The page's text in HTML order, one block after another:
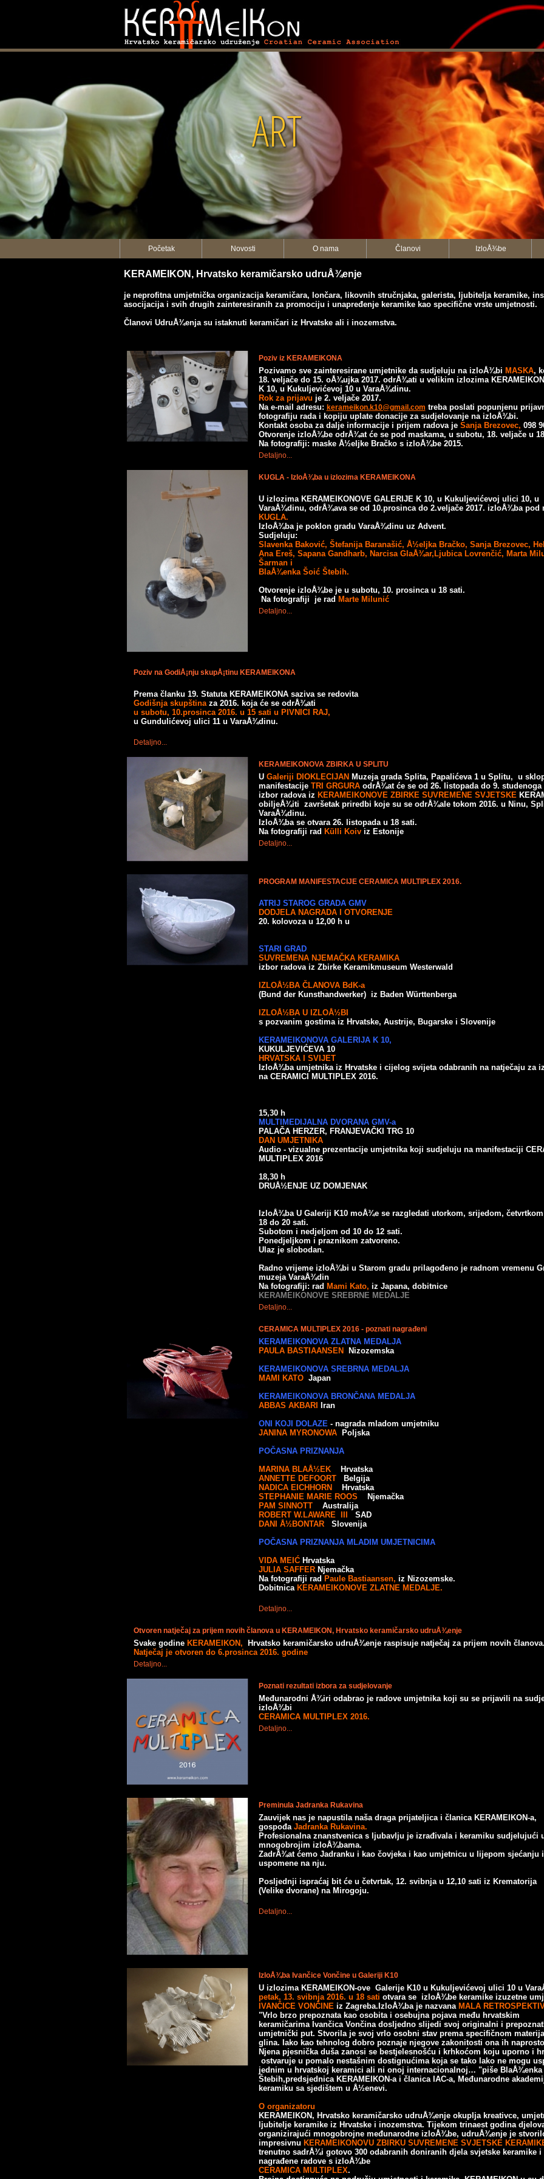
ART
Početak Novosti O nama Članovi IzloÅ¾be
KERAMEIKON, Hrvatsko keramičarsko udruÅ¾enje
je neprofitna umjetnička organizacija keramičara, lončara, likovnih stručnjaka, galerista, ljubitelja keramike,
asocijacija i svih drugih zainteresiranih za promociju i unapređenje keramike kao specifične vrste umjetnosti.
Članovi UdruÅ¾enjasu istaknuti keramičari iz Hrvatske ali i inozemstva.
Poziv iz KERAMEIKONA
Pozivamo sve zainteresirane umjetnike da sudjeluju na izloÅ¾bi MASKA,
18. veljače do 15. oÅ¾ujka 2017. odrÅ¾ati u velikim izlozima
K 10, u Kukuljevićevoj 10 u VaraÅ¾dinu.
Rok za prijavu je 2. veljače 2017.
Na e-mail adresu: kerameikon.k10@gmail.com treba poslati popunjenu
fotografiju rada i kopiju uplate donacije za sudjelovanje na izloÅ¾bi.
Kontakt osoba za dalje informacije i prijem radova je Sanja Brezovec, 098
Otvorenje izloÅ¾be odrÅ¾at će se pod maskama, u subotu, 18. veljače u
Na fotografiji: maske Å½eljke Bračko s izloÅ¾be 2015.
Detaljno...
KUGLA - IzloÅ¾ba u izlozima KERAMEIKONA
U izlozima KERAMEIKONOVE GALERIJE K 10, u Kukuljevićevoj ulici 10, u
VaraÅ¾dinu, odrÅ¾ava se od 10.prosinca do 2.veljače 2017. izloÅ¾ba pod
KUGLA.
IzloÅ¾ba je poklon gradu VaraÅ¾dinu uz Advent.
Sudjeluju:
Slavenka Baković, Štefanija Baranašić, Å½eljka Bračko, Sanja Brezovec,
Ana Ereš, Sapana Gandharb, Narcisa GlaÅ¾ar,Ljubica Lovrenčić, Marta
Šarman i
BlaÅ¾enka Šoić Štebih.
Otvorenje izloÅ¾be je u subotu, 10. prosinca u 18 sati.
Na fotografiji je rad Marte Milunić
Detaljno...
Poziv na GodiÅ¡nju skupÅ¡tinu KERAMEIKONA
Prema članku 19. Statuta KERAMEIKONA saziva se redovita
Godišnja skupštinaza 2016. koja će se odrÅ¾ati
u subotu, 10.prosinca 2016. u 15 sati u PIVNICI RAJ,
u Gundulićevoj ulici 11 u VaraÅ¾dinu.
Detaljno...
KERAMEIKONOVA ZBIRKA U SPLITU
U Galeriji DIOKLECIJAN Muzeja grada Splita, Papalićeva 1 u Splitu, u
manifestacijeTRI GRGURAodrÅ¾at će se od 26. listopada do 9.
izbor radova iz KERAMEIKONOVE ZBIRKE SUVREMENE SVJETSKE
obiljeÅ¾iti završetak priredbi koje su se odrÅ¾ale tokom 2016. u Ninu,
VaraÅ¾dinu.
IzloÅ¾ba se otvara 26. listopada u 18 sati.
Na fotografiji rad Külli Koiviz Estonije
Detaljno...
PROGRAM MANIFESTACIJE CERAMICA MULTIPLEX 2016.
ATRIJ STAROG GRADA GMV
DODJELA NAGRADA I OTVORENJE
20. kolovoza u 12,00 h u
STARI GRAD
SUVREMENA NJEMAČKA KERAMIKA
izbor radova iz Zbirke Keramikmuseum Westerwald
IZLOÅ½BA ČLANOVA BdK-a
(Bund der Kunsthandwerker) iz Baden Württenberga
IZLOÅ½BA U IZLOÅ½BI
s pozvanim gostima iz Hrvatske, Austrije, Bugarske i Slovenije
KERAMEIKONOVA GALERIJA K 10,
KUKULJEVIĆEVA 10
HRVATSKA I SVIJET
IzloÅ¾ba umjetnika iz Hrvatske i cijelog svijeta odabranih na natječaju za
na CERAMICI MULTIPLEX 2016.
15,30 h
MULTIMEDIJALNA DVORANA GMV-a
PALAČA HERZER, FRANJEVAČKI TRG 10
DAN UMJETNIKA
Audio - vizualne prezentacije umjetnika koji sudjeluju na manifestaciji
MULTIPLEX 2016
18,30 h
DRUÅ½ENJE UZ DOMJENAK
IzloÅ¾ba U Galeriji K10 moÅ¾e se razgledati utorkom, srijedom,
18 do 20 sati.
Subotom i nedjeljom od 10 do 12 sati.
Ponedjeljkom i praznikom zatvoreno.
Ulaz je slobodan.
Radno vrijeme izloÅ¾bi u Starom gradu prilagođeno je radnom vremenu
muzeja VaraÅ¾din
Na fotografiji: rad Mami Kato, iz Japana, dobitnice
KERAMEIKONOVE SREBRNE MEDALJE
Detaljno...
CERAMICA MULTIPLEX 2016 - poznati nagrađeni
KERAMEIKONOVA ZLATNA MEDALJA
PAULA BASTIAANSEN Nizozemska
KERAMEIKONOVA SREBRNA MEDALJA
MAMI KATO Japan
KERAMEIKONOVA BRONČANA MEDALJA
ABBAS AKBARI
Iran
ONI KOJI DOLAZE - nagrada mladom umjetniku
JANINA MYRONOWAPoljska
POČASNA PRIZNANJA
MARINA BLAÅ½EK
Hrvatska
ANNETTE DEFOORTBelgija
NADICA EICHHORN
Hrvatska
STEPHANIE MARIE ROOS
Njemačka
PAM SINNOTT
Australija
ROBERT W.LAWARE III
SAD
DANI Å½BONTAR
Slovenija
POČASNA PRIZNANJA MLADIM UMJETNICIMA
VIDA MEIĆHrvatska
JULIA SAFFERNjemačka
Na fotografiji rad Paule Bastiaansen, iz Nizozemske.
DobitnicaKERAMEIKONOVE ZLATNE MEDALJE.
Detaljno...
Otvoren natječaj za prijem novih članova u KERAMEIKON, Hrvatsko keramičarsko udruÅ¾enje
Svake godine KERAMEIKON, Hrvatsko keramičarsko udruÅ¾enje raspisuje natječaj za prijem novih članova.
Natječaj je otvoren do 6.prosinca 2016. godine
Detaljno...
Poznati rezultati izbora za sudjelovanje
Međunarodni Å¾iri odabrao je radove umjetnika koji su se prijavili na
izloÅ¾bi
CERAMICA MULTIPLEX 2016.
Detaljno...
Preminula Jadranka Rukavina
Zauvijek nas je napustila naša draga prijateljica i članica KERAMEIKON-a,
gospođaJadranka Rukavina.
Profesionalna znanstvenica s ljubavlju je izrađivala i keramiku sudjelujući
mnogobrojim izloÅ¾bama.
ZadrÅ¾at ćemo Jadranku i kao čovjeka i kao umjetnicu u lijepom sjećanju
uspomene na nju.
Posljednji ispraćaj bit će u četvrtak, 12. svibnja u 12,10 sati iz Krematorija
(Velike dvorane) na Mirogoju.
Detaljno...
IzloÅ¾ba Ivančice Vončine u Galeriji K10
U izlozima KERAMEIKON-ove Galerije K10 u Kukuljevićevoj ulici 10 u
petak, 13. svibnja 2016. u 18 sati otvara se izloÅ¾be keramike izuzetne
IVANČICE VONČINEiz Zagreba.IzloÅ¾ba je nazvana MALA
"Vrlo brzo prepoznata kao osobita i osebujna pojava među hrvatskim
keramičarima Ivančica Vončina dosljedno slijedi svoj originalni i
umjetnički put. Stvorila je svoj vrlo osobni stav prema specifičnom
glina. Iako kao tehnolog dobro poznaje njegove zakonitosti ona ih
Njena pjesnička duša zanosi se bestjelesnošću i krhkoćom koju uporno i
ostvaruje u pomalo nestašnim dostignućima koja se tako lako ne mogu
jednim u hrvatskoj keramici ali ni onoj internacionalnoj… "piše BlaÅ¾enka
Štebih,predsjednica KERAMEIKON-a i članica IAC-a, Međunarodne
keramiku sa sjedištem u Å½enevi.
O organizatoru
KERAMEIKON, Hrvatsko keramičarsko udruÅ¾enje okuplja kreativce,
ljubitelje keramike iz Hrvatske i inozemstva. Tijekom trinaest godina
organizirajući mnogobrojne međunarodne izloÅ¾be, udruÅ¾enje je
impresivnu KERAMEIKONOVU ZBIRKU SUVREMENE SVJETSKE
trenutno sadrÅ¾i gotovo 300 odabranih doniranih djela svjetske keramike i
nagrađene radove s izloÅ¾be
CERAMICA MULTIPLEX.